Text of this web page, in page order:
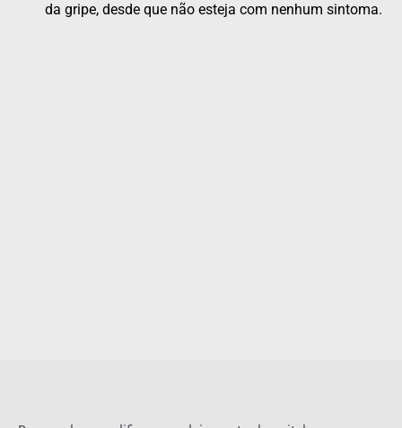
da gripe, desde que não esteja com nenhum sintoma.